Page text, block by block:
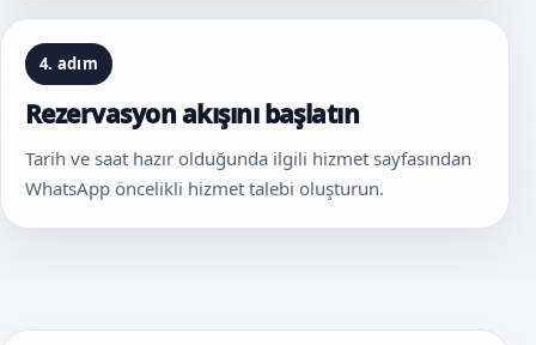
4. adım
Rezervasyon akışını başlatın
Tarih ve saat hazır olduğunda ilgili hizmet sayfasından
WhatsApp öncelikli hizmet talebi oluşturun.